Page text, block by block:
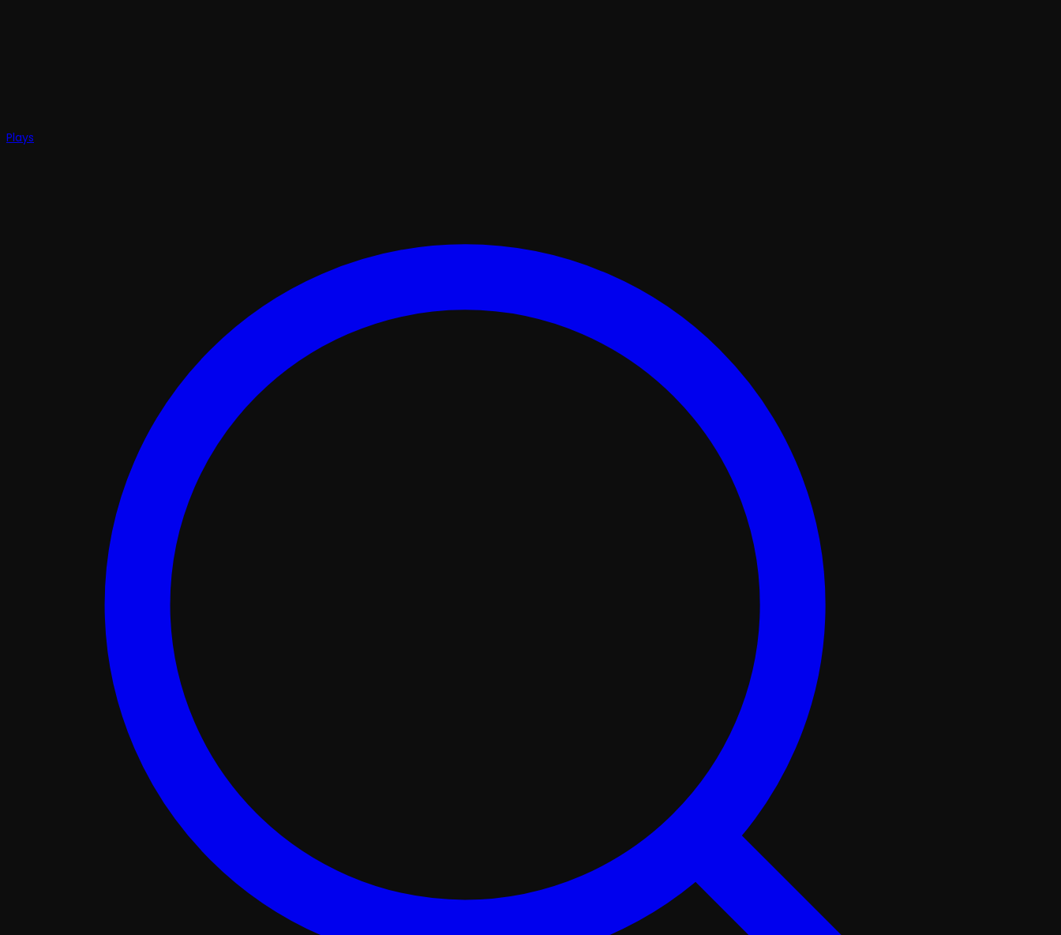
Plays